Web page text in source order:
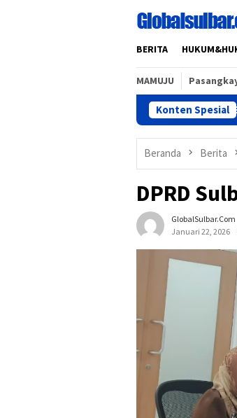
BERITA
MAMUJU
Konten Spesial
Pastikan Sensus Ekonomi
Beranda Berita
DPRD
GlobalSulbar.com
Januari 22, 2026